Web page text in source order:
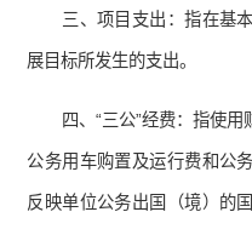
三、项目支出：指在基
展目标所发生的支出。
四、“三公”经费：指使
公务用车购置及运行费和公
反映单位公务出国（境）的